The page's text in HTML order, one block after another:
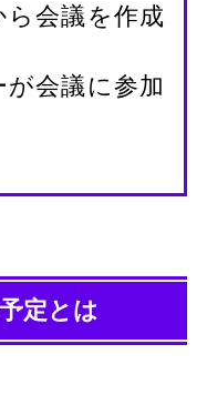
ら会議を作成
が会議に参加
定とは